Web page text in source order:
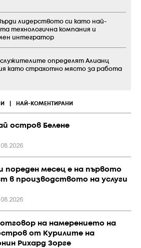
НАЙ-КОМЕНТИРАНИ
остров Белене
пореден месец е на първото
в производството на услуги
на намерението на
от Курилите на
Рихард Зорге
лидерството си като най-
технологична компания и
интегратор
служителите определят Алианц
като страхотно място за работа